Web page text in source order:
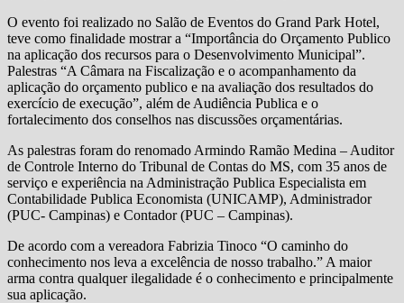
O evento foi realizado no Salão de Eventos do Grand Park Hotel,
teve como finalidade mostrar a “Importância do Orçamento Publico
na aplicação dos recursos para o Desenvolvimento Municipal”.
Palestras “A Câmara na Fiscalização e o acompanhamento da
aplicação do orçamento publico e na avaliação dos resultados do
exercício de execução”, além de Audiência Publica e o
fortalecimento dos conselhos nas discussões orçamentárias.
As palestras foram do renomado Armindo Ramão Medina – Auditor
de Controle Interno do Tribunal de Contas do MS, com 35 anos de
serviço e experiência na Administração Publica Especialista em
Contabilidade Publica Economista (UNICAMP), Administrador
(PUC- Campinas) e Contador (PUC – Campinas).
De acordo com a vereadora Fabrizia Tinoco “O caminho do
conhecimento nos leva a excelência de nosso trabalho.” A maior
arma contra qualquer ilegalidade é o conhecimento e principalmente
sua aplicação.